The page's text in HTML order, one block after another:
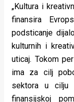
„Kultura i
finansira
podsticanje
kulturnih i
uticaj. Tokom
ima za cilj
sektora u cilju
finansijskoj